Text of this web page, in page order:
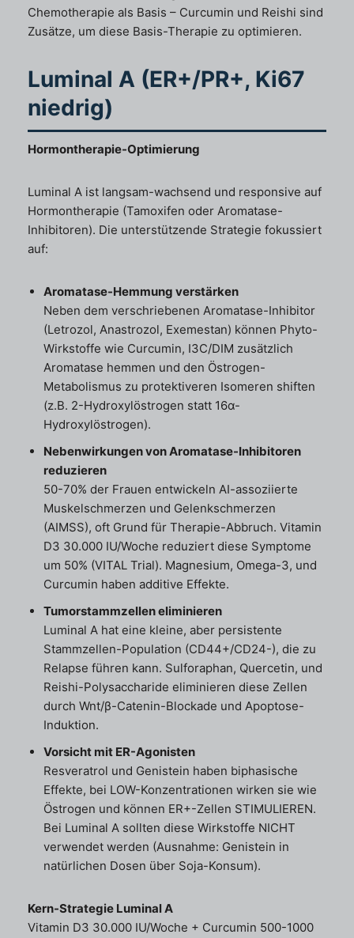
Chemotherapie als Basis – Curcumin und Reishi sind
Zusätze, um diese Basis-Therapie zu optimieren.
Luminal A (ER+/PR+, Ki67
niedrig)
Hormontherapie-Optimierung
Luminal A ist langsam-wachsend und responsive auf
Hormontherapie (Tamoxifen oder Aromatase-
Inhibitoren). Die unterstützende Strategie fokussiert
auf:
Aromatase-Hemmung verstärken
Neben dem verschriebenen Aromatase-Inhibitor
(Letrozol, Anastrozol, Exemestan) können Phyto-
Wirkstoffe wie Curcumin, I3C/DIM zusätzlich
Aromatase hemmen und den Östrogen-
Metabolismus zu protektiveren Isomeren shiften
(z.B. 2-Hydroxylöstrogen statt 16α-
Hydroxylöstrogen).
Nebenwirkungen von Aromatase-Inhibitoren
reduzieren
50-70% der Frauen entwickeln AI-assoziierte
Muskelschmerzen und Gelenkschmerzen
(AIMSS), oft Grund für Therapie-Abbruch. Vitamin
D3 30.000 IU/Woche reduziert diese Symptome
um 50% (VITAL Trial). Magnesium, Omega-3, und
Curcumin haben additive Effekte.
Tumorstammzellen eliminieren
Luminal A hat eine kleine, aber persistente
Stammzellen-Population (CD44+/CD24-), die zu
Relapse führen kann. Sulforaphan, Quercetin, und
Reishi-Polysaccharide eliminieren diese Zellen
durch Wnt/β-Catenin-Blockade und Apoptose-
Induktion.
Vorsicht mit ER-Agonisten
Resveratrol und Genistein haben biphasische
Effekte, bei LOW-Konzentrationen wirken sie wie
Östrogen und können ER+-Zellen STIMULIEREN.
Bei Luminal A sollten diese Wirkstoffe NICHT
verwendet werden (Ausnahme: Genistein in
natürlichen Dosen über Soja-Konsum).
Kern-Strategie Luminal A
Vitamin D3 30.000 IU/Woche + Curcumin 500-1000